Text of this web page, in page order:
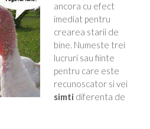
ancora cu efect
imediat pentru
crearea starii de
bine. Numeste trei
lucruri sau fiinte
pentru care este
recunoscator si vei
simti diferenta de